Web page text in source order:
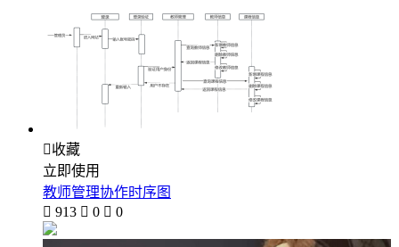
收藏
立即使用
教师管理协作时序图
 913  0  0